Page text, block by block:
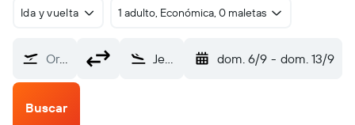
Ida y vuelta 1 adulto, Económica, 0 maletas
Origen Jessore (JSR) dom. 6/9 - dom. 13/9
Buscar